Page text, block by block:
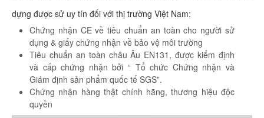
dựng được sử uy tín đối với thị trường Việt Nam:
Chứng nhận CE về tiêu chuẩn an toàn cho người sử
dụng & giấy chứng nhận về bảo vệ môi trường
Tiêu chuẩn an toàn châu Âu EN131, được kiểm định
và cấp chứng nhận bởi “ Tổ chức Chứng nhận và
Giám định sản phẩm quốc tế SGS”.
Chứng nhận hàng thật chính hãng, thương hiệu độc
quyền